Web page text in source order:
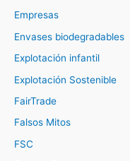
Empresas
Envases biodegradables
Explotación infantil
Explotación Sostenible
FairTrade
Falsos Mitos
FSC